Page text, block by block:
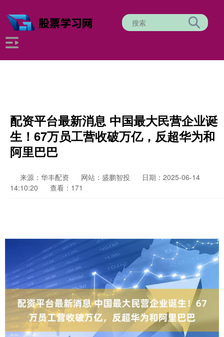
配资平台最新消息 中国最大民营企业诞
生！67万员工营收破万亿，反超华为和
阿里巴巴
来源：华丰配资 网站：盛鹏智投
日期：2025-06-14
14:10:20
查看：171